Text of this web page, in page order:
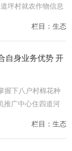
坪村就农作物信息
栏目：生态
自身业务优势 开
握下八户村棉花种
推广中心住四道河
栏目：生态